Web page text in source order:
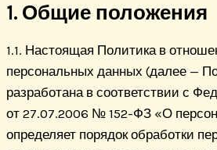
1. Общие положения
1.1. Настоящая Политика в
персональных данных (далее —
разработана в соответствии с
от 27.07.2006 № 152-ФЗ «О
определяет порядок обработки